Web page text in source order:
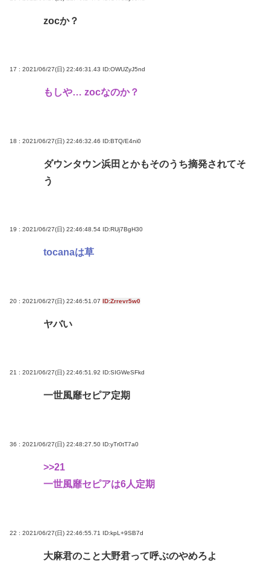
zocか？
17 : 2021/06/27(日) 22:46:31.43 ID:OWUZyJ5nd
もしや… zocなのか？
18 : 2021/06/27(日) 22:46:32.46 ID:BTQ/E4ni0
ダウンタウン浜田とかもそのうち摘発されてそ
う
19 : 2021/06/27(日) 22:46:48.54 ID:RUj7BgH30
tocanaは草
20 : 2021/06/27(日) 22:46:51.07 ID:Zrrevr5w0
ヤバい
21 : 2021/06/27(日) 22:46:51.92 ID:SIGWeSFkd
一世風靡セピア定期
36 : 2021/06/27(日) 22:48:27.50 ID:yTr0tT7a0
>>21
一世風靡セピアは6人定期
22 : 2021/06/27(日) 22:46:55.71 ID:kpL+9SB7d
大麻君のこと大野君って呼ぶのやめろよ